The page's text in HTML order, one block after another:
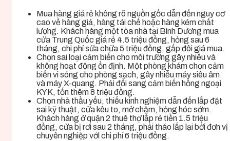
Mua hàng giá rẻ không rõ nguồn gốc dẫn đến nguy cơ
cao về hàng giả, hàng tái chế hoặc hàng kém chất
lượng. Khách hàng một tòa nhà tại Bình Dương mua
cửa Trung Quốc giá rẻ 4.5 triệu đồng, hỏng sau 6
tháng, chi phí sửa chữa 5 triệu đồng, gấp đôi giá mua.
Chọn sai loại cảm biến cho môi trường gây nhiễu và
không hoạt động ổn định. Một phòng khám chọn cảm
biến vi sóng cho phòng sạch, gây nhiễu máy siêu âm
và máy X-quang. Phải đổi sang cảm biến hồng ngoại
KYK, tốn thêm 8 triệu đồng.
Chọn nhà thầu yếu, thiếu kinh nghiệm dẫn đến lắp đặt
sai kỹ thuật, cửa kêu to, mở chậm, hỏng hóc sớm.
Khách hàng ở quận 2 thuê thợ lắp rẻ tiền 1.5 triệu
đồng, cửa bị rơi sau 2 tháng, phải tháo lắp lại bởi đơn vị
chuyên nghiệp với chi phí 6 triệu đồng.